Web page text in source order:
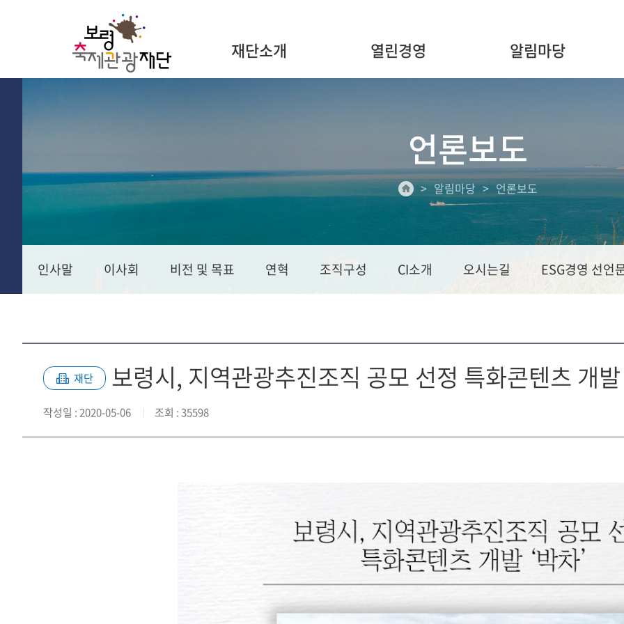
재단소개 열린경영 알림마당
언론보도
알림마당 언론보도
인사말 이사회 비전 및 목표 연혁 조직구성 CI소개 오시는길 ESG경영 선언
재단 보령시, 지역관광추진조직 공모 선정 특화콘텐츠 개
작성일 : 2020-05-06 조회 : 35598